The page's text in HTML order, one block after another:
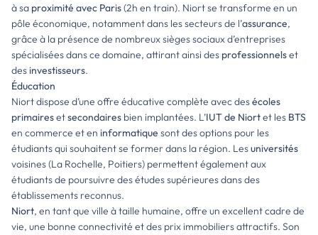
à sa proximité avec Paris(2h en train). Niort se transforme en un
pôle économique, notamment dans les secteurs de l’assurance,
grâce à la présence de nombreux sièges sociaux d’entreprises
spécialisées dans ce domaine, attirant ainsi des professionnelset
des investisseurs.
Éducation
Niort dispose d’une offre éducative complète avec desécoles
primairesetsecondaires bien implantées. L’IUT de Niortet les BTS
en commerce et en informatique sont des options pour les
étudiants qui souhaitent se former dans la région. Lesuniversités
voisines (La Rochelle, Poitiers) permettent également aux
étudiants de poursuivre des études supérieures dans des
établissements reconnus.
Niort, en tant que ville à taille humaine, offre un excellent cadre de
vie, une bonne connectivité et des prix immobiliers attractifs. Son